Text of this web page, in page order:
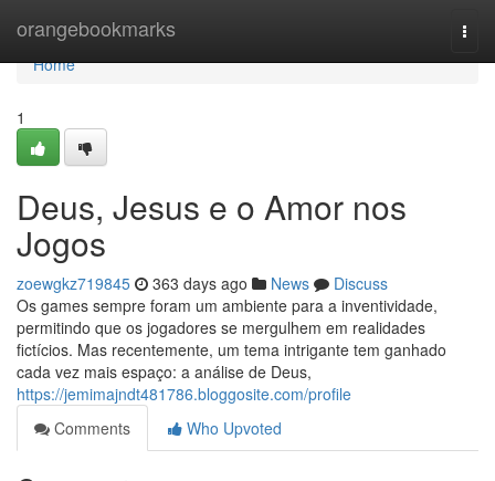
orangebookmarks
Home
Home
1
Deus, Jesus e o Amor nos
Jogos
zoewgkz719845 363 days ago News
Discuss
Os games sempre foram um ambiente para a inventividade,
permitindo que os jogadores se mergulhem em realidades
fictícios. Mas recentemente, um tema intrigante tem ganhado
cada vez mais espaço: a análise de Deus,
https://jemimajndt481786.bloggosite.com/profile
Comments
Who Upvoted